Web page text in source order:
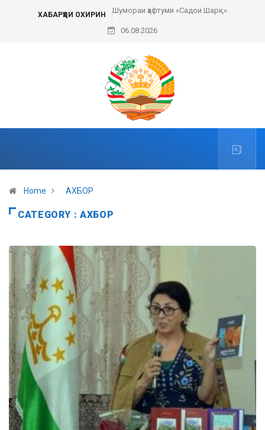
ХАБАРҲОИ ОХИРИН
ҳафтуми «Садои Шарқ» Пешвои ҳаракати сулҳи ҷаҳонӣ
06.08.2026
Home АХБОР
CATEGORY : АХБОР